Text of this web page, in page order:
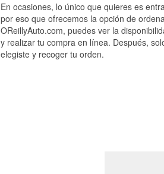
...
En ocasiones, lo único que quieres es
por eso que ofrecemos la opción de
OReillyAuto.com, puedes ver la
y realizar tu compra en línea. Después,
elegiste y recoger tu orden.